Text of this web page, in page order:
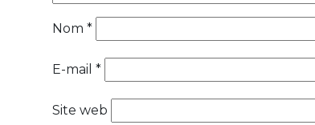
Nom *
E-mail *
Site web